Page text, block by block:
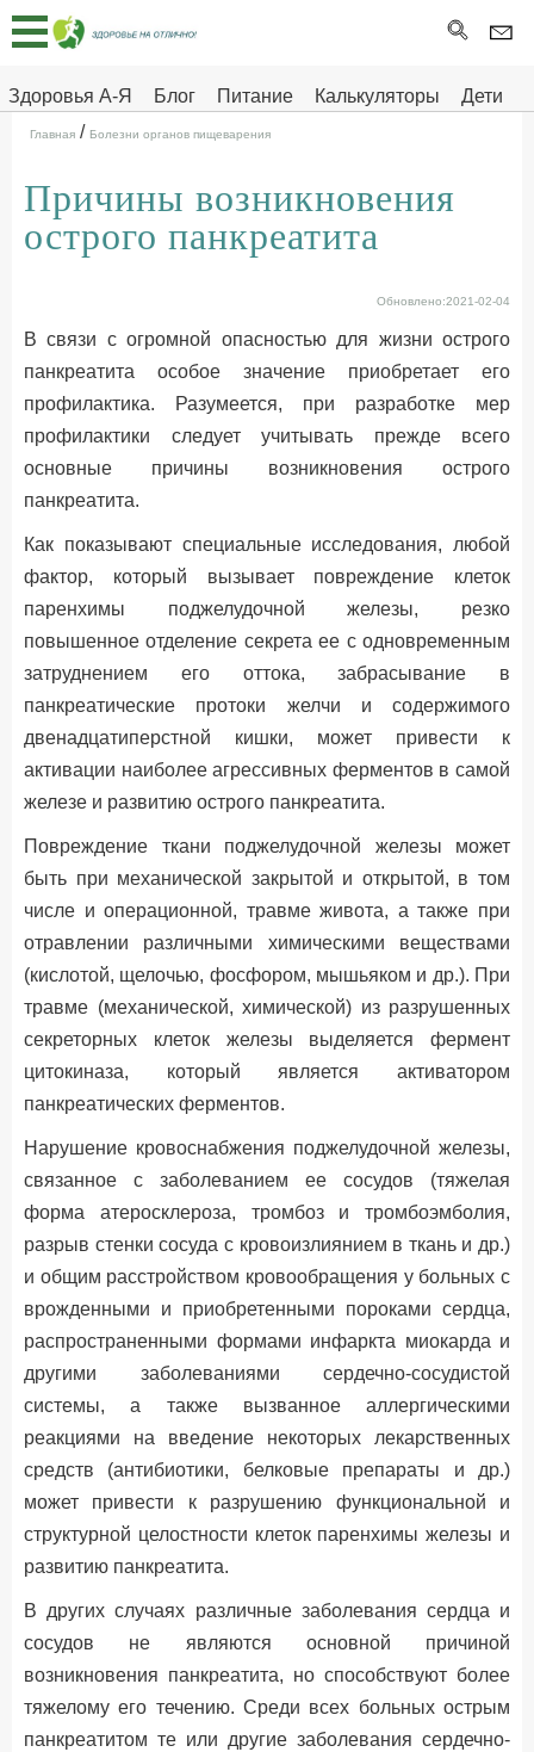
Здоровья А-Я Блог Питание Калькуляторы
Дети
Здоровье на отлично
Главная
Тесты
Про
ДЕТЯМ
Главная / Болезни органов пищеварения
Причины возникновения
острого панкреатита
Обновлено:2021-02-04
В связи с огромной опасностью для жизни острого
панкреатита особое значение приобретает его
профилактика. Разумеется, при разработке мер
профилактики следует учитывать прежде всего
основные причины возникновения острого
панкреатита.
Как показывают специальные исследования, любой
фактор, который вызывает повреждение клеток
паренхимы поджелудочной железы, резко
повышенное отделение секрета ее с одновременным
затруднением его оттока, забрасывание в
панкреатические протоки желчи и содержимого
двенадцатиперстной кишки, может привести к
активации наиболее агрессивных ферментов в самой
железе и развитию острого панкреатита.
Повреждение ткани поджелудочной железы может
быть при механической закрытой и открытой, в том
числе и операционной, травме живота, а также при
отравлении различными химическими веществами
(кислотой, щелочью, фосфором, мышьяком и др.). При
травме (механической, химической) из разрушенных
секреторных клеток железы выделяется фермент
цитокиназа, который является активатором
панкреатических ферментов.
Нарушение кровоснабжения поджелудочной железы,
связанное с заболеванием ее сосудов (тяжелая
форма атеросклероза, тромбоз и тромбоэмболия,
разрыв стенки сосуда с кровоизлиянием в ткань и др.)
и общим расстройством кровообращения у больных с
врожденными и приобретенными пороками сердца,
распространенными формами инфаркта миокарда и
другими заболеваниями сердечно-сосудистой
системы, а также вызванное аллергическими
реакциями на введение некоторых лекарственных
средств (антибиотики, белковые препараты и др.)
может привести к разрушению функциональной и
структурной целостности клеток паренхимы железы и
развитию панкреатита.
В других случаях различные заболевания сердца и
сосудов не являются основной причиной
возникновения панкреатита, но способствуют более
тяжелому его течению. Среди всех больных острым
панкреатитом те или другие заболевания сердечно-